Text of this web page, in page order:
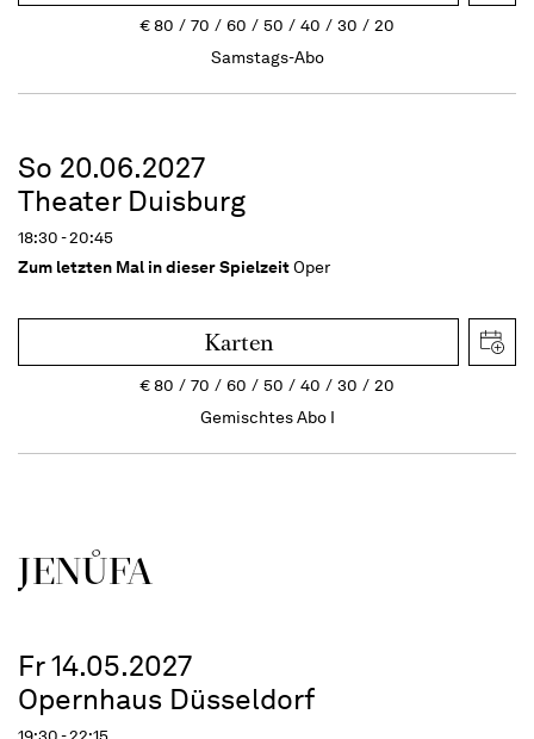
€80 70 60 50 40 30
20
Samstags-Abo
So 20.06.2027
Theater Duisburg
18:30 - 20:45
Zum letzten Mal in dieser SpielzeitOper
Karten
€80 70 60 50 40 30
20
Gemischtes Abo I
JENŮFA
Fr 14.05.2027
Opernhaus Düsseldorf